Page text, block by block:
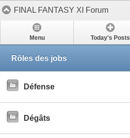
FINAL FANTASY XI Forum
Menu Today's Posts
Rôles des jobs
Défense
Dégâts